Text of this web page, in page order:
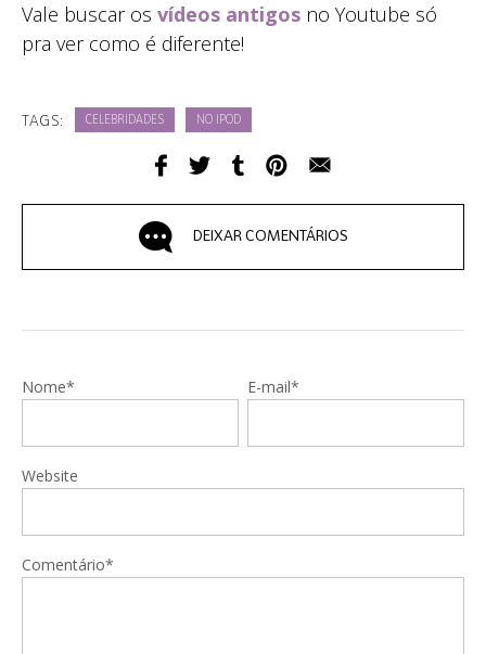
Vale buscar os vídeos antigos no Youtube só
pra ver como é diferente!
TAGS: CELEBRIDADES NO IPOD
DEIXAR COMENTÁRIOS
Nome* E-mail*
Website
Comentário*